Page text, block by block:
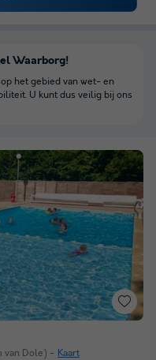
van Dole) Kaart
Waarborg!
het gebied van wet- en
U kunt dus veilig bij ons